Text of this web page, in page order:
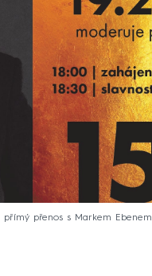
přenos s Markem Ebenem